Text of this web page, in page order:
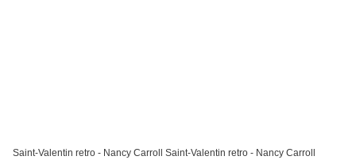
Saint-Valentin retro - Nancy Carroll Saint-Valentin retro - Nancy Carroll